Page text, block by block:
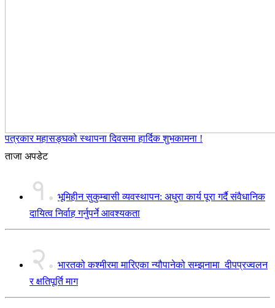
पत्रकार महासङ्घको स्थापना दिवसमा हार्दिक शुभकामना !
ताजा अपडेट
१. भूमिहीन सुकुम्बासी व्यवस्थापन: अधुरा कार्य पूरा गर्दै संवैधानिक
दायित्व निर्वाह गर्नुपर्ने आवश्यकता
२. भारतको कश्मीरमा मारिएका न्यौपानेको सम्झनामा दीपप्रज्वलन
र क्षतिपूर्ति माग